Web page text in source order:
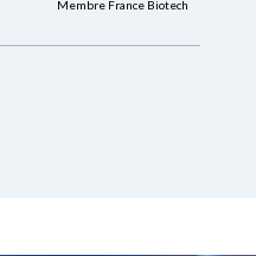
Membre France Biotech